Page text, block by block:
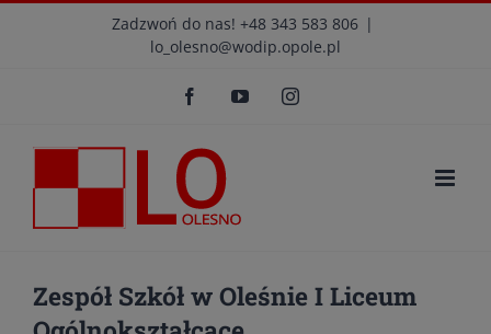
Zadzwoń do nas! +48 343 583 806 |
lo_olesno@wodip.opole.pl
FacebookYouTubeInstagram
Zespół Szkół w Oleśnie I Liceum
modal-check